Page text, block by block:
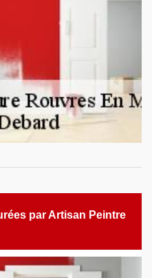
par Artisan Peintre